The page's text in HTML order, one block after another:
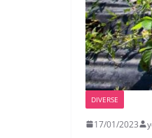
DIVERSE
17/01/2023